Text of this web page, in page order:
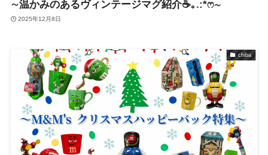
∼温かみのあるヴィンテージマグ紹介☕｡.:*ෆ∼
2025年12月8日
chiba